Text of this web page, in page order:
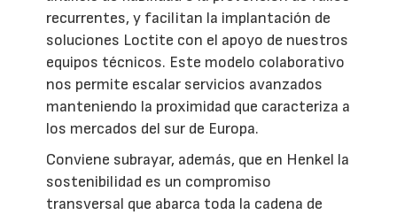
recurrentes, y facilitan la implantación de
soluciones Loctite con el apoyo de nuestros
equipos técnicos. Este modelo colaborativo
nos permite escalar servicios avanzados
manteniendo la proximidad que caracteriza a
los mercados del sur de Europa.
Conviene subrayar, además, que en Henkel la
sostenibilidad es un compromiso
transversal que abarca toda la cadena de